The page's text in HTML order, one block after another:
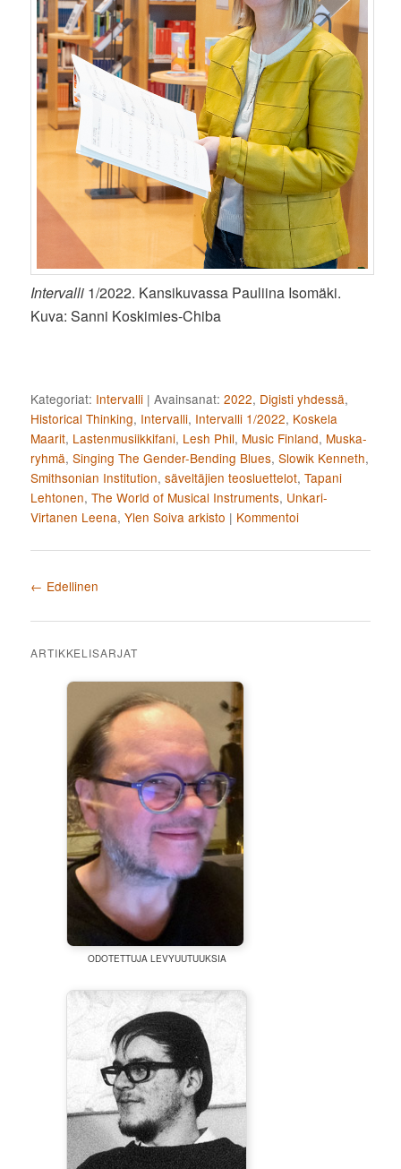
Intervalli 1/2022. Kansikuvassa Pauliina Isomäki.
Kuva: Sanni Koskimies-Chiba
Kategoriat: Intervalli |Avainsanat: 2022, Digisti yhdessä,
Historical Thinking, Intervalli, Intervalli 1/2022, Koskela
Maarit, Lastenmusiikkifani, Lesh Phil, Music Finland, Muska-
ryhmä,Singing The Gender-Bending Blues,Slowik Kenneth,
Smithsonian Institution,säveltäjien teosluettelot,Tapani
Lehtonen,The World of Musical Instruments, Unkari-
Virtanen Leena,Ylen Soiva arkisto | Kommentoi
Artikkelien selaus
← Edellinen
ARTIKKELISARJAT
ODOTETTUJA LEVYUUTUUKSIA